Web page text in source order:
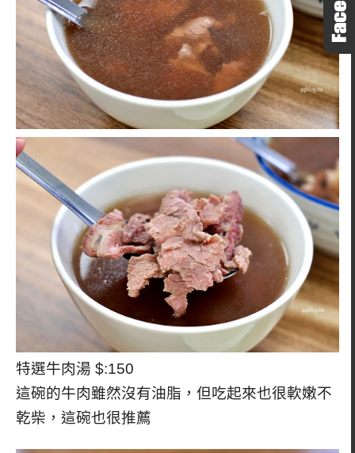
特選牛肉湯 $:150
這碗的牛肉雖然沒有油脂，但吃起來也很軟嫩不
乾柴，這碗也很推薦